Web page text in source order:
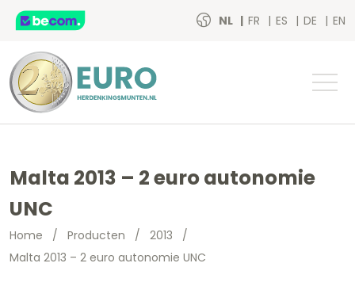
NL FR ES DE EN
Malta 2013 – 2 euro autonomie
UNC
Home / Producten / 2013 /
Malta 2013 – 2 euro autonomie UNC